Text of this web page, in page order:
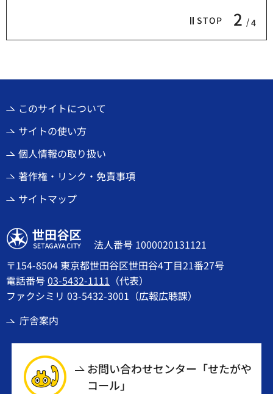
STOP 2 4
このサイトについて
サイトの使い方
個人情報の取り扱い
著作権・リンク・免責事項
サイトマップ
世田谷区
法人番号 1000020131121
〒154-8504 東京都世田谷区世田谷4丁目21番27号
電話番号03-5432-1111 （代表）
ファクシミリ 03-5432-3001（広報広聴課）
庁舎案内
お問い合わせセンター「せたがや
コール」